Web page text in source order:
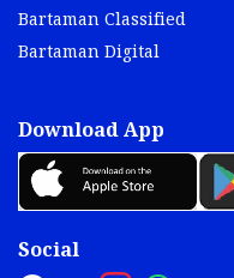
Bartaman Classified
Bartaman Digital
Download App
Social